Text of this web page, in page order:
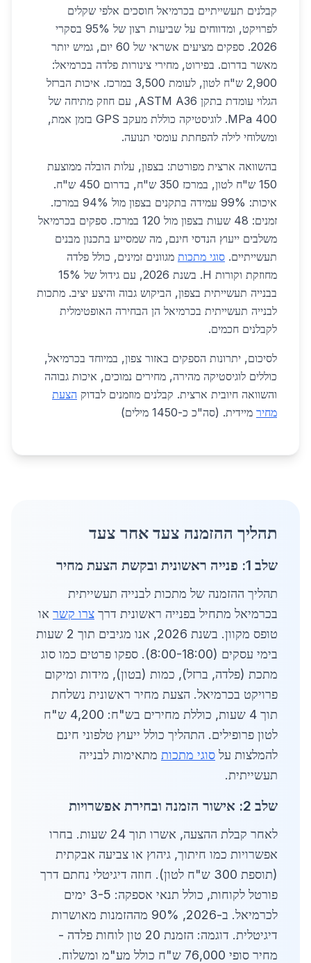
קבלנים תעשייתיים בכרמיאל חוסכים אלפי שקלים
לפרויקט, ומדווחים על שביעות רצון של 95% בסקרי
2026. ספקים מציעים אשראי של 60 יום, גמיש יותר
מאשר בדרום. בפירוט, מחירי צינורות פלדה בכרמיאל:
2,900 ש"ח לטון, לעומת 3,500 במרכז. איכות הברזל
הגלוי עומדת בתקן ASTM A36, עם חוזק מתיחה של
400 MPa. לוגיסטיקה כוללת מעקב GPS בזמן אמת,
ומשלוחי לילה להפחתת עומסי תנועה.
בהשוואה ארצית מפורטת: בצפון, עלות הובלה ממוצעת
150 ש"ח לטון, במרכז 350 ש"ח, בדרום 450 ש"ח.
איכות: 99% עמידה בתקנים בצפון מול 94% במרכז.
זמנים: 48 שעות בצפון מול 120 במרכז. ספקים בכרמיאל
משלבים ייעוץ הנדסי חינם, מה שמסייע בתכנון מבנים
תעשייתיים. סוגי מתכות מגוונים זמינים, כולל פלדה
מחוזקת וקורות H. בשנת 2026, עם גידול של 15%
בבנייה תעשייתית בצפון, הביקוש גבוה והיצע יציב. מתכות
לבנייה תעשייתית בכרמיאל הן הבחירה האופטימלית
לקבלנים חכמים.
לסיכום, יתרונות הספקים באזור צפון, במיוחד בכרמיאל,
כוללים לוגיסטיקה מהירה, מחירים נמוכים, איכות גבוהה
והשוואה חיובית ארצית. קבלנים מוזמנים לבדוק הצעת
מחיר מיידית. (סה"כ כ-1450 מילים)
תהליך ההזמנה צעד אחר צעד
שלב 1: פנייה ראשונית ובקשת הצעת מחיר
תהליך ההזמנה של מתכות לבנייה תעשייתית
בכרמיאל מתחיל בפנייה ראשונית דרך צרו קשר או
טופס מקוון. בשנת 2026, אנו מגיבים תוך 2 שעות
בימי עסקים (8:00-18:00). ספקו פרטים כמו סוג
מתכת (פלדה, ברזל), כמות (בטון), מידות ומיקום
פרויקט בכרמיאל. הצעת מחיר ראשונית נשלחת
תוך 4 שעות, כוללת מחירים בש"ח: 4,200 ש"ח
לטון פרופילים. התהליך כולל ייעוץ טלפוני חינם
להמלצות על סוגי מתכות מתאימות לבנייה
תעשייתית.
שלב 2: אישור הזמנה ובחירת אפשרויות
לאחר קבלת ההצעה, אשרו תוך 24 שעות. בחרו
אפשרויות כמו חיתוך, גיהוץ או צביעה אבקתית
(תוספת 300 ש"ח לטון). חוזה דיגיטלי נחתם דרך
פורטל לקוחות, כולל תנאי אספקה: 3-5 ימים
לכרמיאל. ב-2026, 90% מההזמנות מאושרות
דיגיטלית. דוגמה: הזמנת 20 טון לוחות פלדה -
מחיר סופי 76,000 ש"ח כולל מע"מ ומשלוח.